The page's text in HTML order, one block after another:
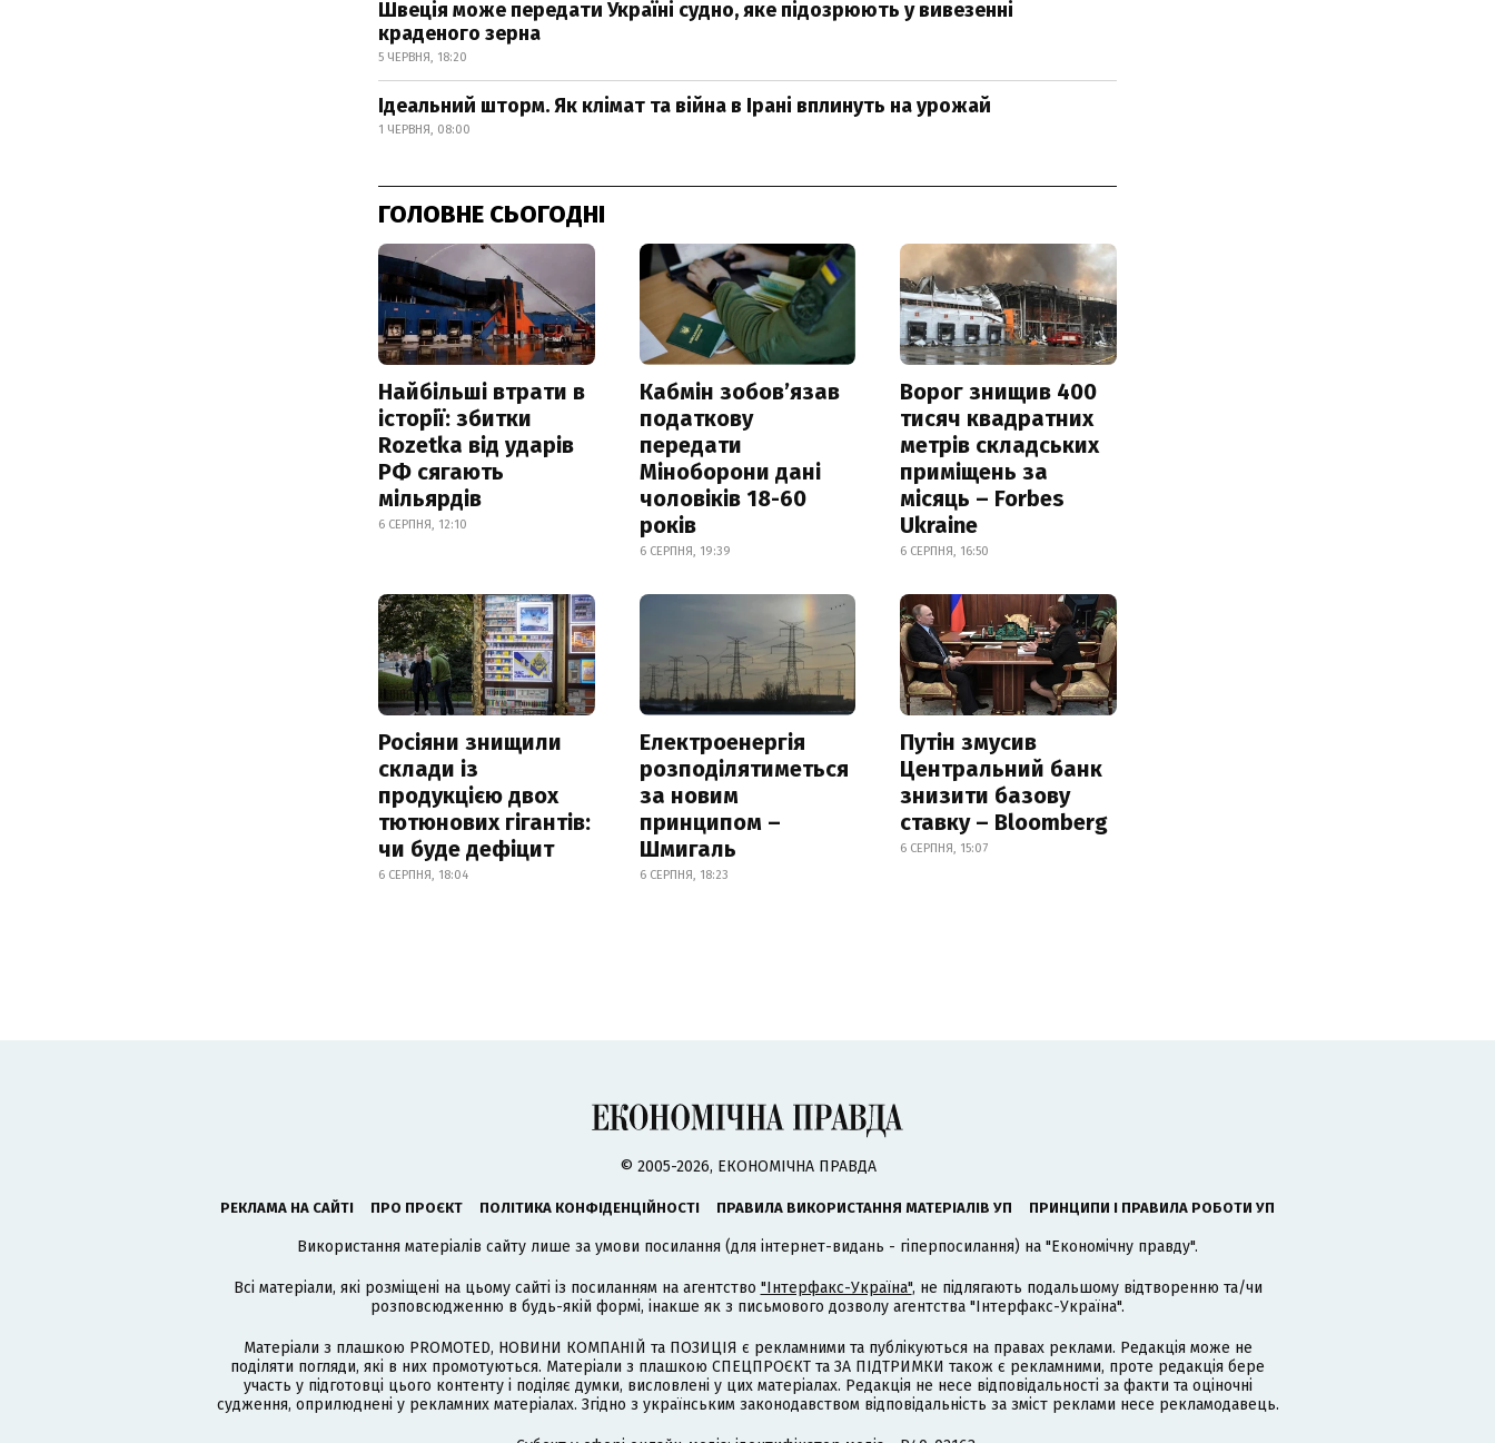
Швеція може передати Україні судно, яке підозрюють у вивезенні
краденого зерна
5 ЧЕРВНЯ, 18:20
Ідеальний шторм. Як клімат та війна в Ірані вплинуть на урожай
1 ЧЕРВНЯ, 08:00
ГОЛОВНЕ СЬОГОДНІ
Найбільші втрати в
історії: збитки
Rozetka від ударів
РФ сягають
мільярдів
6 СЕРПНЯ, 12:10
Кабмін зобовʼязав
податкову
передати
Міноборони дані
чоловіків 18-60
років
6 СЕРПНЯ, 19:39
Ворог знищив 400
тисяч квадратних
метрів складських
приміщень за
місяць – Forbes
Ukraine
6 СЕРПНЯ, 16:50
Росіяни знищили
склади із
продукцією двох
тютюнових гігантів:
чи буде дефіцит
6 СЕРПНЯ, 18:04
Електроенергія
розподілятиметься
за новим
принципом –
Шмигаль
6 СЕРПНЯ, 18:23
Путін змусив
Центральний банк
знизити базову
ставку – Bloomberg
6 СЕРПНЯ, 15:07
© 2005-2026, ЕКОНОМІЧНА ПРАВДА
РЕКЛАМА НА САЙТІ ПРО ПРОЄКТ ПОЛІТИКА КОНФІДЕНЦІЙНОСТІ ПРАВИЛА ВИКОРИСТАННЯ МАТЕРІАЛІВ УП ПРИНЦИПИ І ПРАВИЛА РОБОТИ УП
Використання матеріалів сайту лише за умови посилання (для інтернет-видань - гіперпосилання) на "Економічну правду".
Всі матеріали, які розміщені на цьому сайті із посиланням на агентство "Інтерфакс-Україна", не підлягають подальшому відтворенню та/чи
розповсюдженню в будь-якій формі, інакше як з письмового дозволу агентства "Інтерфакс-Україна".
Матеріали з плашкою PROMOTED, НОВИНИ КОМПАНІЙ та ПОЗИЦІЯ є рекламними та публікуються на правах реклами. Редакція може не
поділяти погляди, які в них промотуються. Матеріали з плашкою СПЕЦПРОЄКТ та ЗА ПІДТРИМКИ також є рекламними, проте редакція бере
участь у підготовці цього контенту і поділяє думки, висловлені у цих матеріалах. Редакція не несе відповідальності за факти та оціночні
судження, оприлюднені у рекламних матеріалах. Згідно з українським законодавством відповідальність за зміст реклами несе рекламодавець.